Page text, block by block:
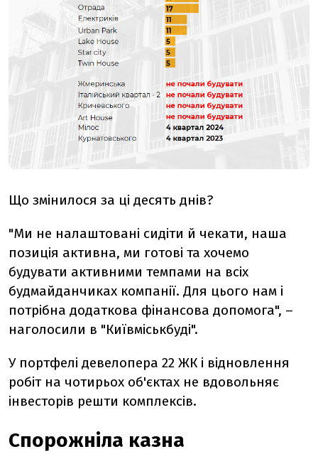
Що змінилося за ці десять днів?
"Ми не налаштовані сидіти й чекати, наша
позиція активна, ми готові та хочемо
будувати активними темпами на всіх
будмайданчиках компанії. Для цього нам і
потрібна додаткова фінансова допомога", –
наголосили в "Київміськбуді".
У портфелі девелопера 22 ЖК і відновлення
робіт на чотирьох об'єктах не вдовольняє
інвесторів решти комплексів.
Спорожніла казна